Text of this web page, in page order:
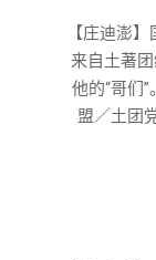
03-
02
【庄迪澎
来自土著
他的“哥们
盟／土团